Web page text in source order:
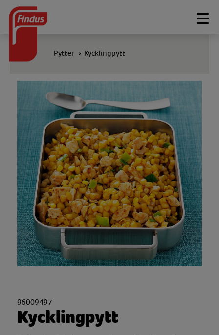
Pytter > Kycklingpytt
96009497
Kycklingpytt